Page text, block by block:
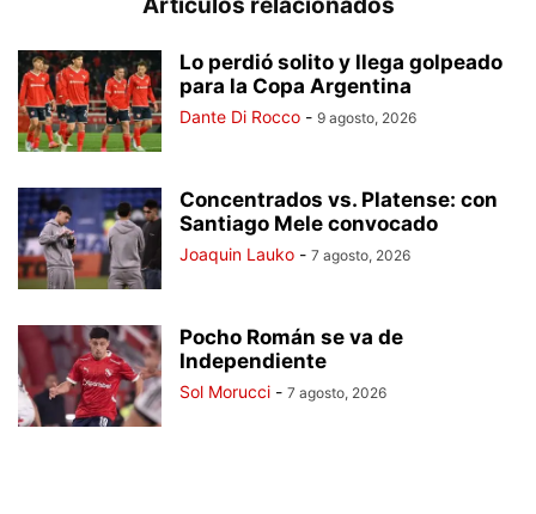
Artículos relacionados
Lo perdió solito y llega golpeado
para la Copa Argentina
Dante Di Rocco - 9 agosto, 2026
Concentrados vs. Platense: con
Santiago Mele convocado
Joaquin Lauko - 7 agosto, 2026
Pocho Román se va de
Independiente
Sol Morucci - 7 agosto, 2026